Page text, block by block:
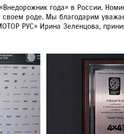
года» в России.
своем роде. Мы благодарим
РУС» Ирина Зеленцова,